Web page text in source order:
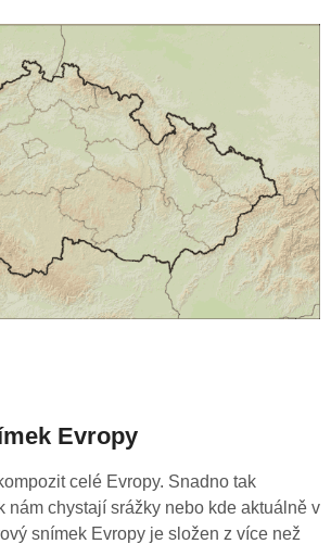
Evropy
celé Evropy. Snadno tak
nám chystají srážky nebo kde aktuálně v
snímek Evropy je složen z více než